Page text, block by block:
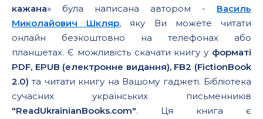
кажана» була написана автором - Василь
Миколайович Шкляр, яку Ви можете читати
онлайн безкоштовно на телефонах або
планшетах. Є можливість скачати книгу у форматі
PDF, EPUB (електронне видання), FB2 (FictionBook
2.0) та читати книгу на Вашому гаджеті. Бібліотека
сучасних українських письменників
"ReadUkrainianBooks.com". Ця книга є